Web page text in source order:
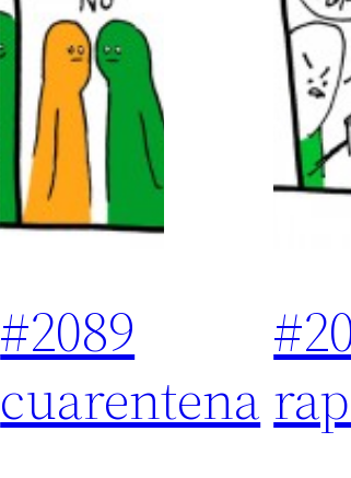
#2089
cuarentena